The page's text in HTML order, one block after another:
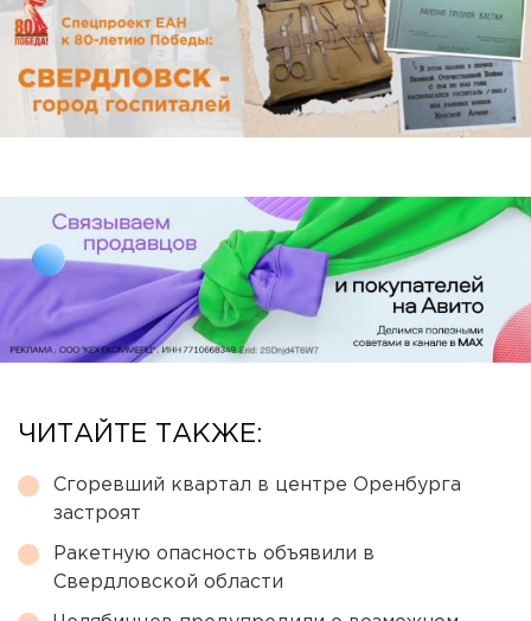
ЧИТАЙТЕ ТАКЖЕ:
Сгоревший квартал в центре Оренбурга
застроят
Ракетную опасность объявили в
Свердловской области